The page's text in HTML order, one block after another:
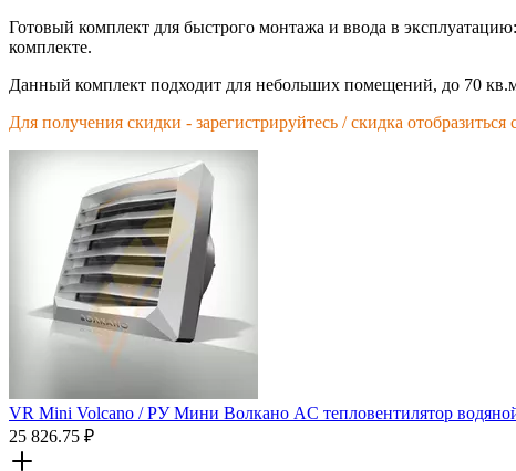
Готовый комплект для быстрого монтажа и ввода в
комплекте.
Данный комплект подходит для небольших помещений, до 70
Для получения скидки - зарегистрируйтесь / скидка отобразиться
VR Mini Volcano / РУ Мини Волкано AC тепловентилятор
25 826.75 ₽